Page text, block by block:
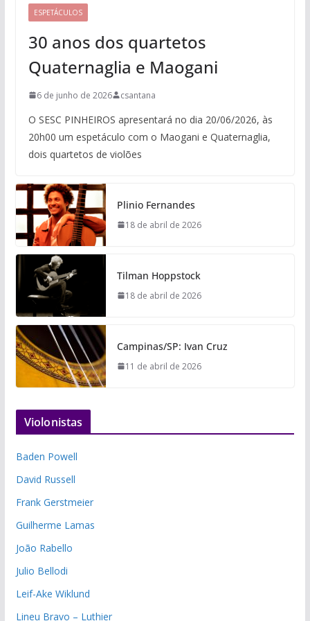
ESPETÁCULOS
30 anos dos quartetos
Quaternaglia e Maogani
6 de junho de 2026 csantana
O SESC PINHEIROS apresentará no dia 20/06/2026, às
20h00 um espetáculo com o Maogani e Quaternaglia,
dois quartetos de violões
Plinio Fernandes
18 de abril de 2026
Tilman Hoppstock
18 de abril de 2026
Campinas/SP: Ivan Cruz
11 de abril de 2026
Violonistas
Baden Powell
David Russell
Frank Gerstmeier
Guilherme Lamas
João Rabello
Julio Bellodi
Leif-Ake Wiklund
Lineu Bravo – Luthier